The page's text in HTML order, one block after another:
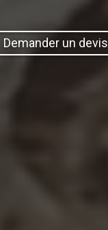
Demander un devis